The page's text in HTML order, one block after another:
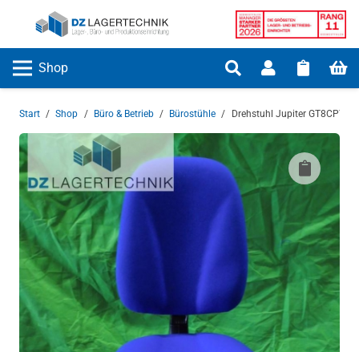
Shop
Start / Shop / Büro & Betrieb / Bürostühle / Drehstuhl Jupiter GT8CPT